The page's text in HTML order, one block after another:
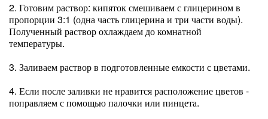
2. Готовим раствор: кипяток смешиваем с глицерином в
пропорции 3:1 (одна часть глицерина и три части воды).
Полученный раствор охлаждаем до комнатной
температуры.
3. Заливаем раствор в подготовленные емкости с цветами.
4. Если после заливки не нравится расположение цветов -
поправляем с помощью палочки или пинцета.